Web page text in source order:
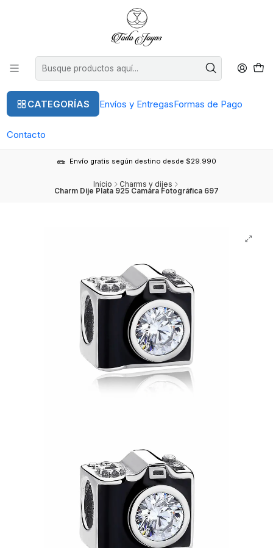
CATEGORÍAS Envíos y EntregasFormas de Pago
Contacto
Envío gratis según destino desde $29.990
Inicio Charms y dijes
Charm Dije Plata 925 Camara Fotográfica 697